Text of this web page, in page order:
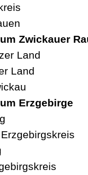
Zwickauer
Land
Land
Erzgebirge